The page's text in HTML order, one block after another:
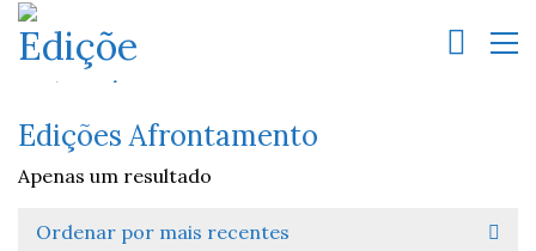
Edições Afrontamento
Apenas um resultado
Ordenar por mais recentes